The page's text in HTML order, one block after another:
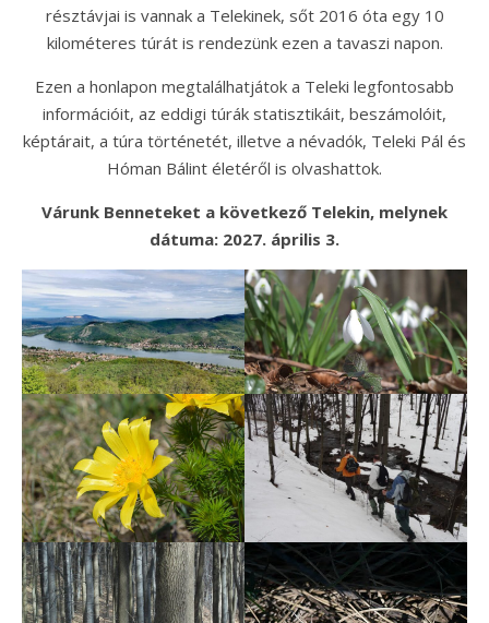
résztávjai is vannak a Telekinek, sőt 2016 óta egy 10
kilométeres túrát is rendezünk ezen a tavaszi napon.
Ezen a honlapon megtalálhatjátok a Teleki legfontosabb
információit, az eddigi túrák statisztikáit, beszámolóit,
képtárait, a túra történetét, illetve a névadók, Teleki Pál és
Hóman Bálint életéről is olvashattok.
Várunk Benneteket a következő Telekin, melynek
dátuma: 2027. április 3.